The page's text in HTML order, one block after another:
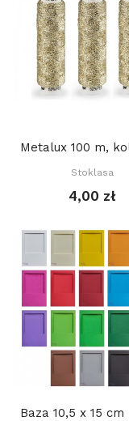
Stoklasa
4,00 zł